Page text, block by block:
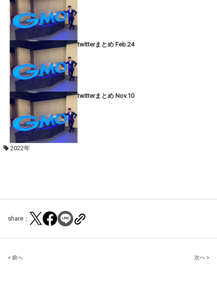
twitterまとめ Feb.24
twitterまとめ Nov.10
2022年
share：
Post
< 前へ 次へ >